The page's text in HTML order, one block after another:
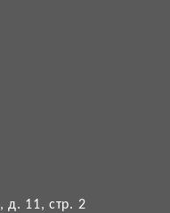
д. 11, стр. 2